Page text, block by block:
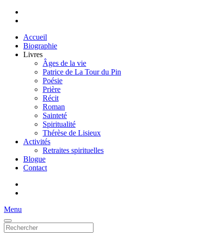
Accueil
Biographie
Livres
Âges de la vie
Patrice de La Tour du Pin
Poésie
Prière
Récit
Roman
Sainteté
Spiritualité
Thérèse de Lisieux
Activités
Retraites spirituelles
Blogue
Contact
Menu